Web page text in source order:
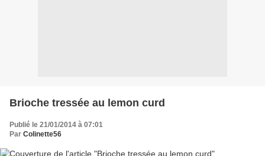
Brioche tressée au lemon curd
Publié le 21/01/2014 à 07:01
Par Colinette56